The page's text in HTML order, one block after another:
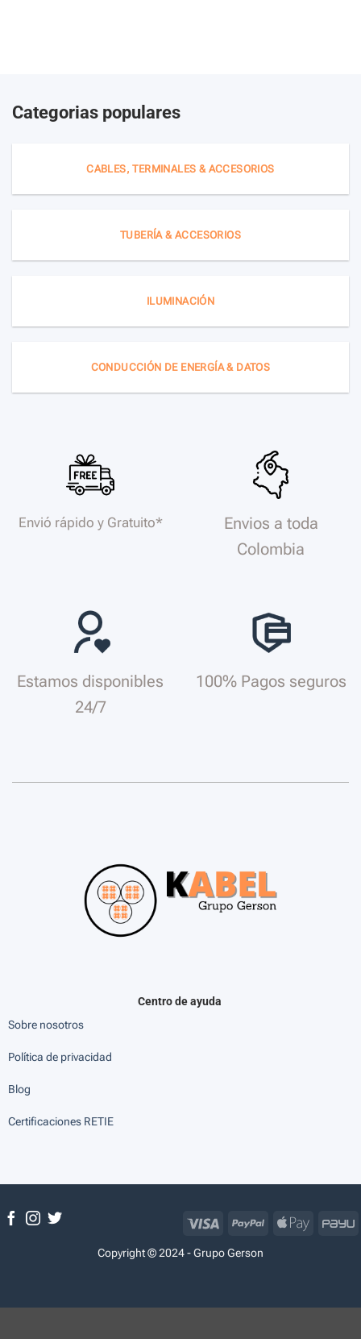
Categorias populares
CABLES, TERMINALES & ACCESORIOS
TUBERÍA & ACCESORIOS
ILUMINACIÓN
CONDUCCIÓN DE ENERGÍA & DATOS
Envió rápido y Gratuito*
Envios a toda
Colombia
Estamos disponibles
24/7
100% Pagos seguros
Centro de ayuda
Sobre nosotros
Política de privacidad
Blog
Certificaciones RETIE
Copyright © 2024 - Grupo Gerson
Visa PayPal
Apple